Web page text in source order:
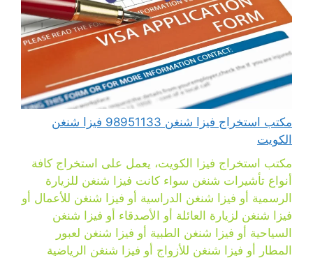
مكتب استخراج فيزا شنغن 98951133 فيزا شنغن
الكويت
مكتب استخراج فيزا الكويت، يعمل على استخراج كافة
أنواع تأشيرات شنغن سواء كانت فيزا شنغن للزيارة
الرسمية أو فيزا شنغن الدراسية أو فيزا شنغن للأعمال أو
فيزا شنغن لزيارة العائلة أو الأصدقاء أو فيزا شنغن
السياحية أو فيزا شنغن الطبية أو فيزا شنغن لعبور
المطار أو فيزا شنغن للأزواج أو فيزا شنغن الرياضية